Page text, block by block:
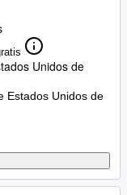
Unidos de
Estados Unidos de